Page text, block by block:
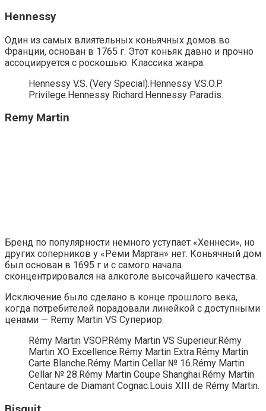
Hennessy
Один из самых влиятельных коньячных домов во
Франции, основан в 1765 г. Этот коньяк давно и прочно
ассоциируется с роскошью. Классика жанра:
Hennessy V.S. (Very Special).Hennessy V.S.O.P.
Privilege.Hennessy Richard.Hennessy Paradis.
Remy Martin
Бренд по популярности немного уступает «Хеннеси», но
других соперников у «Реми Мартан» нет. Коньячный дом
был основан в 1695 г и с самого начала
сконцентрировался на алкоголе высочайшего качества.
Исключение было сделано в конце прошлого века,
когда потребителей порадовали линейкой с доступными
ценами — Remy Martin VS Супериор.
Rémy Martin VSOP.Rémy Martin VS Superieur.Rémy
Martin XO Excellence.Rémy Martin Extra.Rémy Martin
Carte Blanche.Rémy Martin Cellar № 16.Rémy Martin
Cellar № 28.Rémy Martin Coupe Shanghai.Rémy Martin
Centaure de Diamant Cognac.Louis XIII de Rémy Martin.